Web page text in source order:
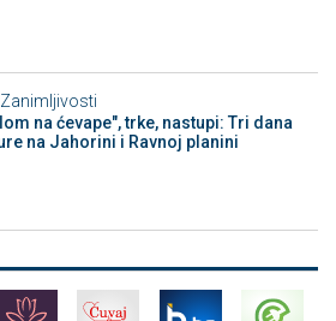
Zanimljivosti
na ćevape", trke, nastupi: Tri dana
na Jahorini i Ravnoj planini